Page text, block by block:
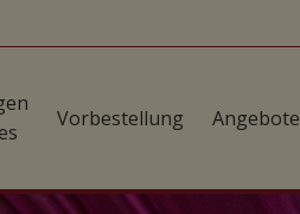
Vorbestellung Angebote